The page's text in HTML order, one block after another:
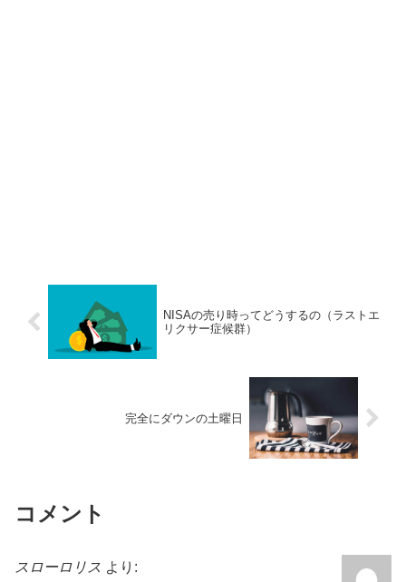
NISAの売り時ってどうするの（ラストエ
リクサー症候群）
完全にダウンの土曜日
コメント
スローロリス より: